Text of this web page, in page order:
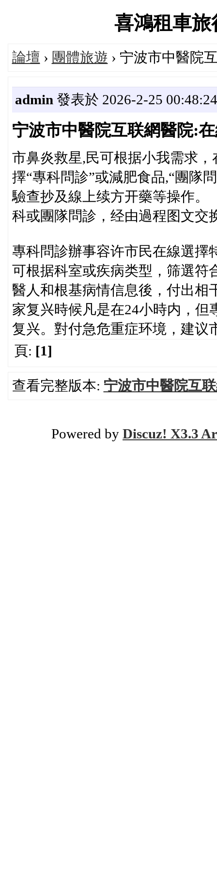
喜鴻租車
論壇 › 團體旅遊 › 宁波市中醫院
admin 發表於 2026-2-25 00:48:24
宁波市中醫院互联網醫院:
市鼻炎救星,民可根据小我需求
擇“專科問診”或減肥食品,“團隊
驗查抄及線上续方开藥等操作
科或團隊問診，经由過程图文交
專科問診辦事容许市民在線選擇
可根据科室或疾病类型，筛選符
醫人和根基病情信息後，付出相
家复兴時候凡是在24小時内，
复兴。對付急危重症环境，建议
頁: [1]
查看完整版本: 宁波市中醫院互
Powered by Discuz! X3.3